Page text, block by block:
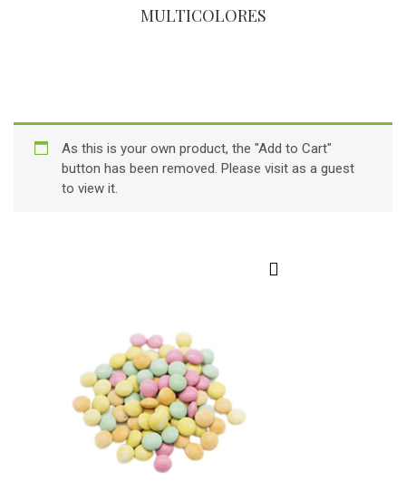
MULTICOLORES
As this is your own product, the "Add to Cart"
button has been removed. Please visit as a guest
to view it.